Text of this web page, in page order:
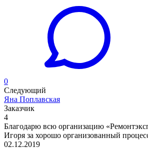
0
Следующий
Яна Поплавская
Заказчик
4
Благодарю всю организацию
Игоря за хорошо организованный
02.12.2019